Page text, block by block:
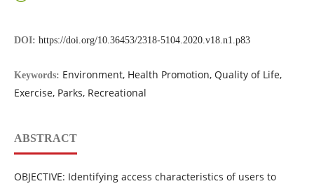
DOI: https://doi.org/10.36453/2318-5104.2020.v18.n1.p83
Keywords: Environment, Health Promotion, Quality of Life,
Exercise, Parks, Recreational
ABSTRACT
OBJECTIVE: Identifying access characteristics of users to